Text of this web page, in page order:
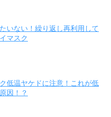
いない！繰り返し再利用して
マスク
低温ヤケドに注意！これが低
因！？